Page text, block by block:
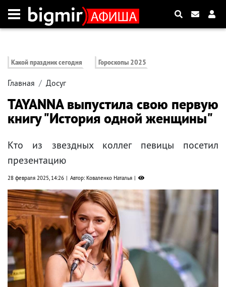
Какой праздник сегодня Гороскопы 2025
Главная Досуг
TAYANNA выпустила свою первую
книгу "История одной женщины"
Кто из звездных коллег певицы посетил
презентацию
28 февраля 2025, 14:26 Автор: Коваленко Наталья